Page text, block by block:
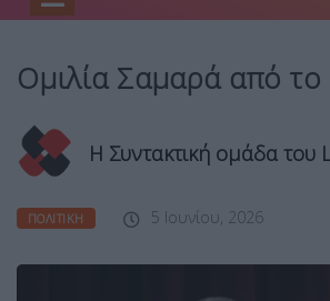
Ομιλία Σαμαρά από το
Η Συντακτική ομάδα του
ΠΟΛΙΤΙΚΉ 5 Ιουνίου, 2026